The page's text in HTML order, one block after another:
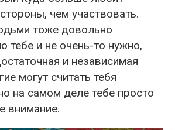
чем участвовать.
тоже довольно
тебе и не очень-то нужно,
и независимая
могут считать тебя
на самом деле тебе просто
внимание.